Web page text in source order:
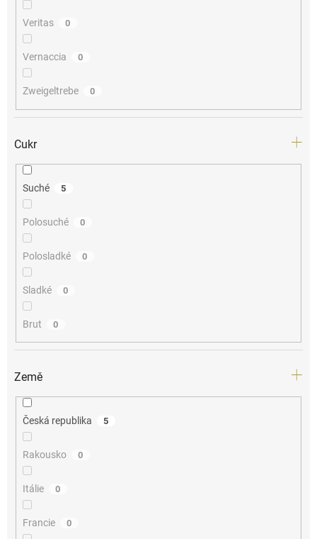
Veritas 0
Vernaccia 0
Zweigeltrebe 0
Cukr
Suché 5
Polosuché 0
Polosladké 0
Sladké 0
Brut 0
Země
Česká republika 5
Rakousko 0
Itálie 0
Francie 0